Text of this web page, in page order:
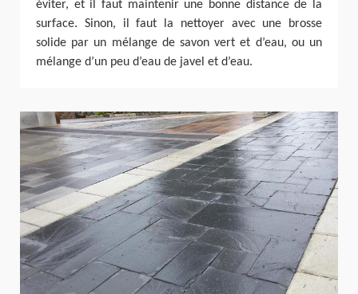
éviter, et il faut maintenir une bonne distance de la
surface. Sinon, il faut la nettoyer avec une brosse
solide par un mélange de savon vert et d’eau, ou un
mélange d’un peu d’eau de javel et d’eau.